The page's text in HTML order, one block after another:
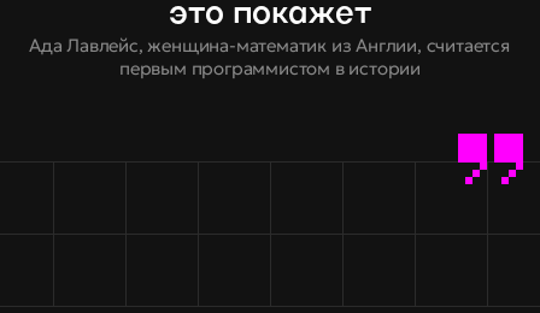
это покажет
Ада Лавлейс, женщина-математик из Англии, считается
первым программистом в истории